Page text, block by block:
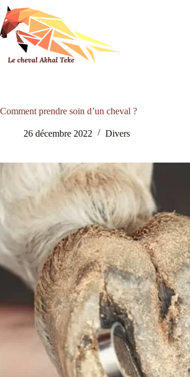
Passer
au
contenu
Comment prendre soin d’un cheval ?
26 décembre 2022 Divers